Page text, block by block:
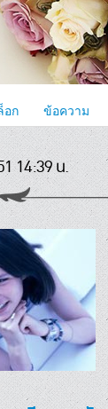
อก ข้อความ
14:39 น.